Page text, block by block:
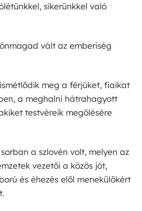
sikerünkkel való
vált az emberiség
meg a férjüket, fiaikat
a meghalni hátrahagyott
testvéreik megölésére
a szlovén volt, melyen az
vezetői a közös jót,
és éhezés elől menekülőkért